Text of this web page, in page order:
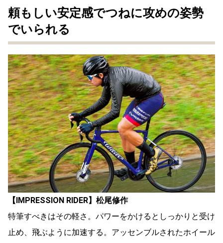
頼もしい安定感でつねに攻めの姿勢
でいられる
【IMPRESSION RIDER】松尾修作
特筆すべきはその軽さ。パワーをかけるとしっかりと受け
止め、飛ぶように加速する。アッセンブルされたホイール